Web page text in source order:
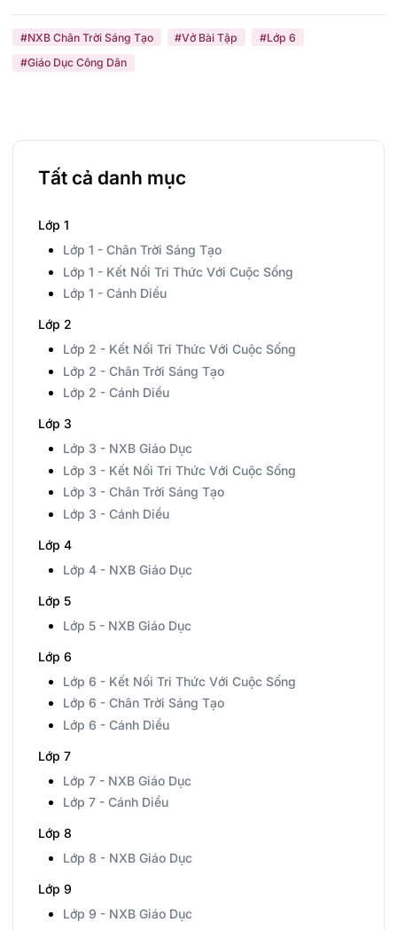
#NXB Chân Trời Sáng Tạo #Vở Bài Tập
#Lớp 6
#Giáo Dục Công Dân
Tất cả danh mục
Lớp 1
Lớp 1 - Chân Trời Sáng Tạo
Lớp 1 - Kết Nối Tri Thức Với Cuộc Sống
Lớp 1 - Cánh Diều
Lớp 2
Lớp 2 - Kết Nối Tri Thức Với Cuộc Sống
Lớp 2 - Chân Trời Sáng Tạo
Lớp 2 - Cánh Diều
Lớp 3
Lớp 3 - NXB Giáo Dục
Lớp 3 - Kết Nối Tri Thức Với Cuộc Sống
Lớp 3 - Chân Trời Sáng Tạo
Lớp 3 - Cánh Diều
Lớp 4
Lớp 4 - NXB Giáo Dục
Lớp 5
Lớp 5 - NXB Giáo Dục
Lớp 6
Lớp 6 - Kết Nối Tri Thức Với Cuộc Sống
Lớp 6 - Chân Trời Sáng Tạo
Lớp 6 - Cánh Diều
Lớp 7
Lớp 7 - NXB Giáo Dục
Lớp 7 - Cánh Diều
Lớp 8
Lớp 8 - NXB Giáo Dục
Lớp 9
Lớp 9 - NXB Giáo Dục